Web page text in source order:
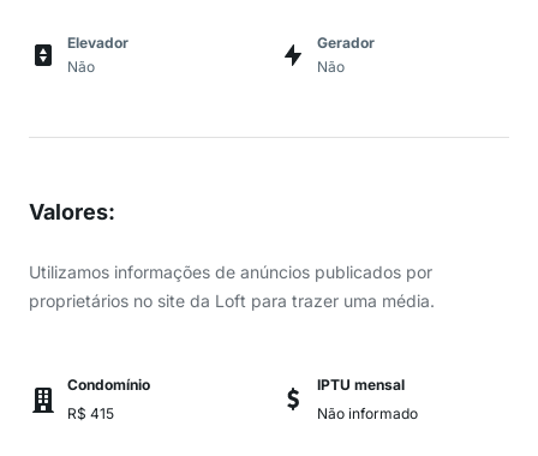
Elevador
Não
Gerador
Não
Valores:
Utilizamos informações de anúncios publicados por
proprietários no site da Loft para trazer uma média.
Condomínio
R$ 415
IPTU mensal
Não informado